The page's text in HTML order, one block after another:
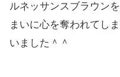
ルネッサンスブラウン
まいに心を奪われてし
いました＾＾